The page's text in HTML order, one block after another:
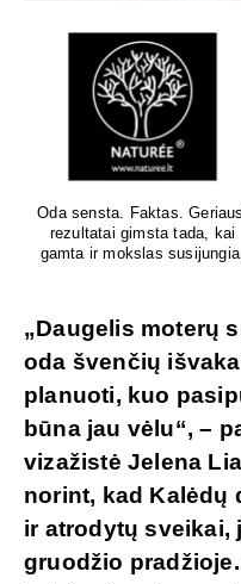
Oda sensta. Faktas.
rezultatai gimsta tada, kai
gamta ir mokslas
„Daugelis moterų
oda švenčių
planuoti, kuo
būna jau vėlu“, –
vizažistė Jelena
norint, kad Kalėdų
ir atrodytų sveikai,
gruodžio